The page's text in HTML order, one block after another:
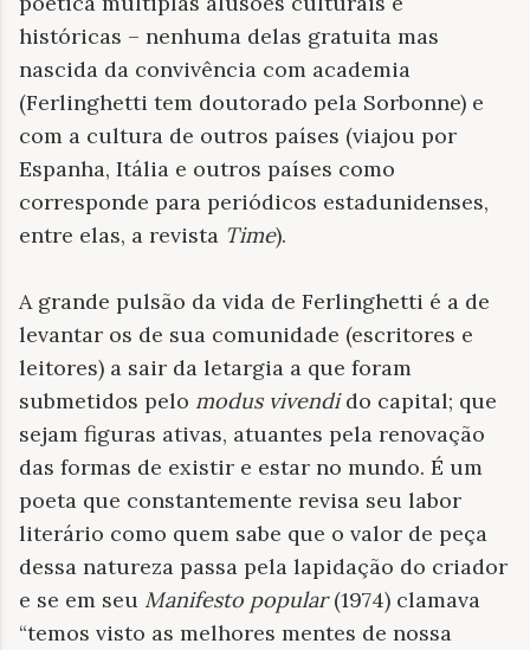
históricas – nenhuma delas gratuita mas
nascida da convivência com academia
(Ferlinghetti tem doutorado pela Sorbonne) e
com a cultura de outros países (viajou por
Espanha, Itália e outros países como
corresponde para periódicos estadunidenses,
entre elas, a revista Time).
A grande pulsão da vida de Ferlinghetti é a de
levantar os de sua comunidade (escritores e
leitores) a sair da letargia a que foram
submetidos pelo modus vivendido capital; que
sejam figuras ativas, atuantes pela renovação
das formas de existir e estar no mundo. É um
poeta que constantemente revisa seu labor
literário como quem sabe que o valor de peça
dessa natureza passa pela lapidação do criador
e se em seu Manifesto popular(1974) clamava
“temos visto as melhores mentes de nossa